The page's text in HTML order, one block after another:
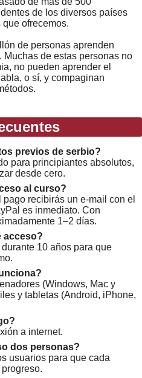
de los diversos países
ofrecemos.
de personas aprenden
de estas personas no
no pueden aprender el
o sí, y compaginan
previos de serbio?
para principiantes absolutos,
desde cero.
al curso?
recibirás un e-mail con el
es inmediato. Con
1–2 días.
acceso?
10 años para que
(Windows, Mac y
y tabletas (Android, iPhone,
a internet.
dos personas?
usuarios para que cada